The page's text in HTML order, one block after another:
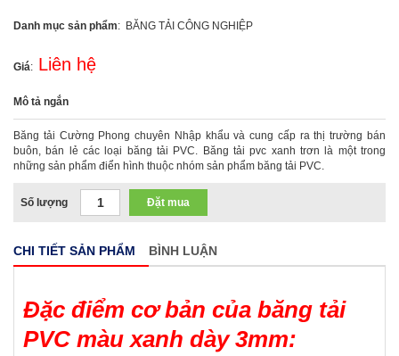
Danh mục sản phẩm: BĂNG TẢI CÔNG NGHIỆP
Giá: Liên hệ
Mô tả ngắn
Băng tải Cường Phong chuyên Nhập khẩu và cung cấp ra thị trường bán
buôn, bán lẻ các loại băng tải PVC. Băng tải pvc xanh trơn là một trong
những sản phẩm điển hình thuộc nhóm sản phẩm băng tải PVC.
Số lượng Đặt mua
CHI TIẾT SẢN PHẨM BÌNH LUẬN
Đặc điểm cơ bản của băng tải
PVC màu xanh dày 3mm: